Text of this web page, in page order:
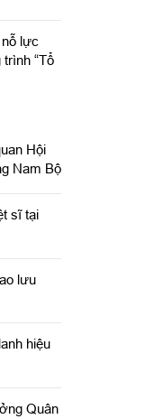
lực
“Tổ
Hội
Nam Bộ
sĩ tại
lưu
hiệu
Quân